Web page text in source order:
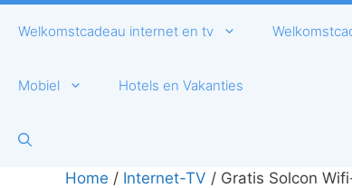
Welkomstcadeau internet en tv
Mobiel Hotels en Vakanties
Home / Internet-TV / Gratis Solcon